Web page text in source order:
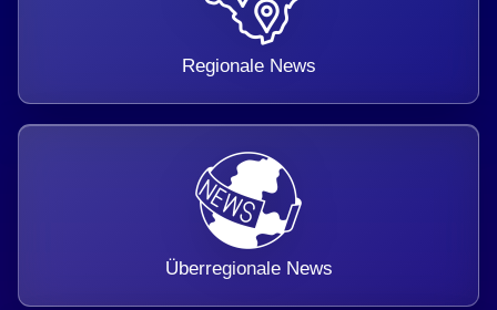
Regionale News
Überregionale News